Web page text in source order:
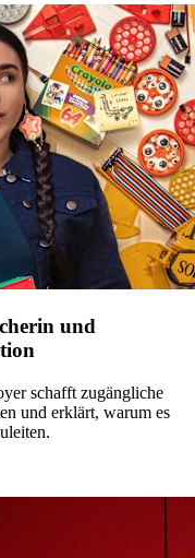
und
schafft zugängliche
und erklärt, warum es